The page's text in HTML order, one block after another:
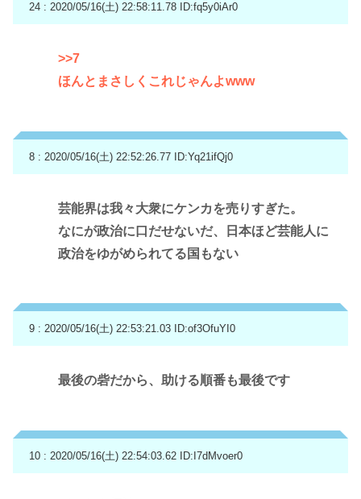
24 : 2020/05/16(土) 22:58:11.78 ID:fq5y0iAr0
>>7
ほんとまさしくこれじゃんよwww
8 : 2020/05/16(土) 22:52:26.77 ID:Yq21ifQj0
芸能界は我々大衆にケンカを売りすぎた。
なにが政治に口だせないだ、日本ほど芸能人に
政治をゆがめられてる国もない
9 : 2020/05/16(土) 22:53:21.03 ID:of3OfuYI0
最後の砦だから、助ける順番も最後です
10 : 2020/05/16(土) 22:54:03.62 ID:I7dMvoer0